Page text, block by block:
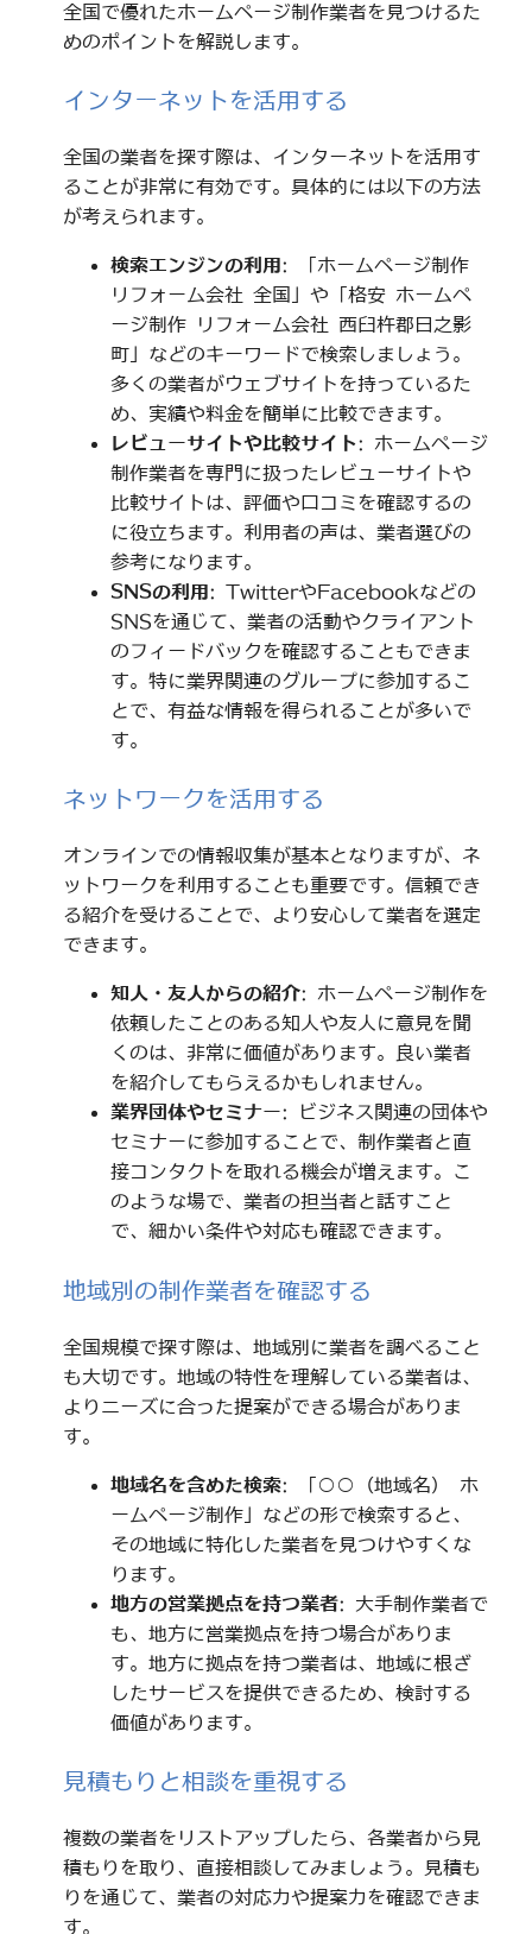
全国で優れたホームページ制作業者を見つけるた
めのポイントを解説します。
インターネットを活用する
全国の業者を探す際は、インターネットを活用す
ることが非常に有効です。具体的には以下の方法
が考えられます。
検索エンジンの利用 : 「ホームページ制作
リフォーム会社 全国」や「格安 ホームペ
ージ制作 リフォーム会社 西臼杵郡日之影
町」などのキーワードで検索しましょう。
多くの業者がウェブサイトを持っているた
め、実績や料金を簡単に比較できます。
レビューサイトや比較サイト: ホームページ
制作業者を専門に扱ったレビューサイトや
比較サイトは、評価や口コミを確認するの
に役立ちます。利用者の声は、業者選びの
参考になります。
SNSの利用 : TwitterやFacebookなどの
SNSを通じて、業者の活動やクライアント
のフィードバックを確認することもできま
す。特に業界関連のグループに参加するこ
とで、有益な情報を得られることが多いで
す。
ネットワークを活用する
オンラインでの情報収集が基本となりますが、ネ
ットワークを利用することも重要です。信頼でき
る紹介を受けることで、より安心して業者を選定
できます。
知人・友人からの紹介: ホームページ制作を
依頼したことのある知人や友人に意見を聞
くのは、非常に価値があります。良い業者
を紹介してもらえるかもしれません。
業界団体やセミナー: ビジネス関連の団体や
セミナーに参加することで、制作業者と直
接コンタクトを取れる機会が増えます。こ
のような場で、業者の担当者と話すこと
で、細かい条件や対応も確認できます。
地域別の制作業者を確認する
全国規模で探す際は、地域別に業者を調べること
も大切です。地域の特性を理解している業者は、
よりニーズに合った提案ができる場合がありま
す。
地域名を含めた検索: 「○○（地域名） ホ
ームページ制作」などの形で検索すると、
その地域に特化した業者を見つけやすくな
ります。
地方の営業拠点を持つ業者: 大手制作業者で
も、地方に営業拠点を持つ場合がありま
す。地方に拠点を持つ業者は、地域に根ざ
したサービスを提供できるため、検討する
価値があります。
見積もりと相談を重視する
複数の業者をリストアップしたら、各業者から見
積もりを取り、直接相談してみましょう。見積も
りを通じて、業者の対応力や提案力を確認できま
す。